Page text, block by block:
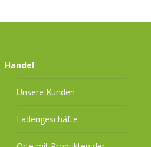
Handel
Unsere Kunden
Ladengeschäfte